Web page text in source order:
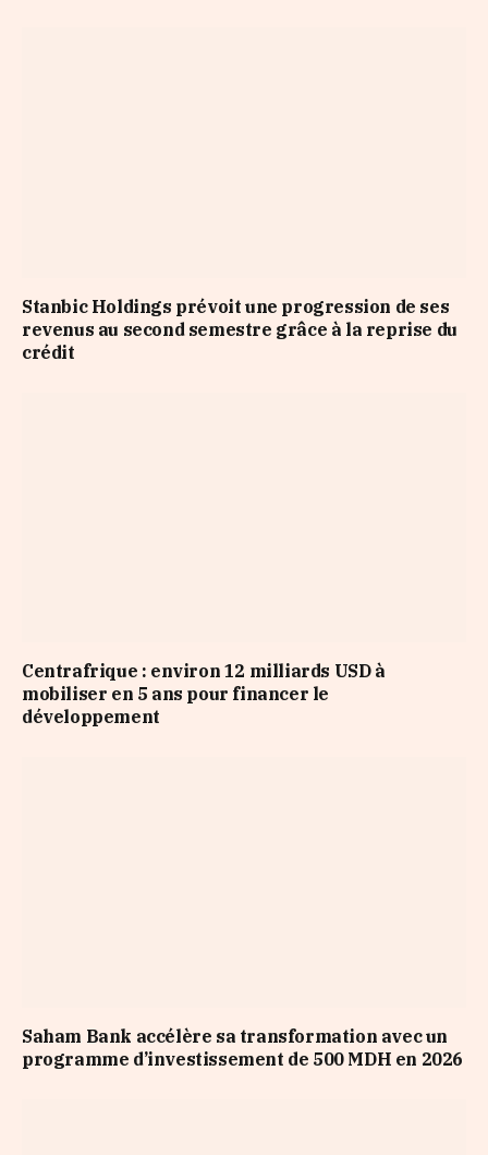
Stanbic Holdings prévoit une progression de ses
revenus au second semestre grâce à la reprise du
crédit
Centrafrique : environ 12 milliards USD à
mobiliser en 5 ans pour financer le
développement
Saham Bank accélère sa transformation avec un
programme d’investissement de 500 MDH en 2026